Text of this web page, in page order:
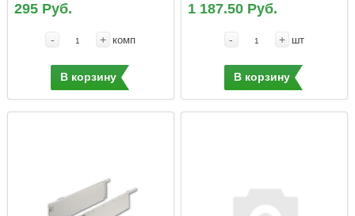
295 Руб.
- + комп
В корзину
1 187.50 Руб.
- + шт
В корзину